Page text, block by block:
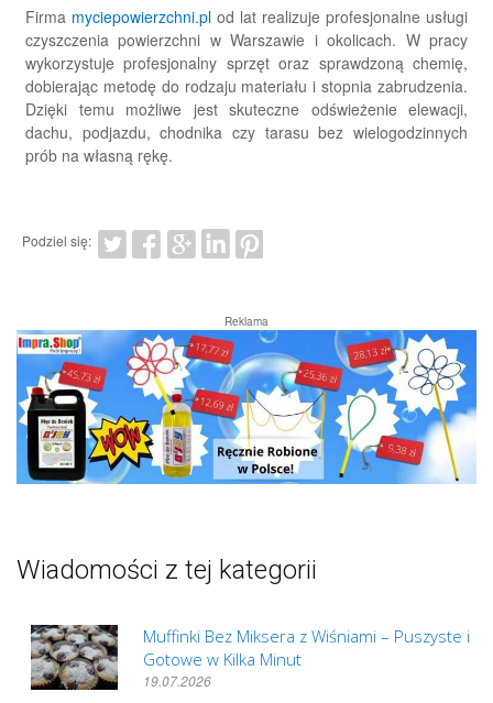
Firma myciepowierzchni.pl od lat realizuje profesjonalne usługi
czyszczenia powierzchni w Warszawie i okolicach. W pracy
wykorzystuje profesjonalny sprzęt oraz sprawdzoną chemię,
dobierając metodę do rodzaju materiału i stopnia zabrudzenia.
Dzięki temu możliwe jest skuteczne odświeżenie elewacji,
dachu, podjazdu, chodnika czy tarasu bez wielogodzinnych
prób na własną rękę.
Podziel się:
Reklama
Wiadomości z tej kategorii
Muffinki Bez Miksera z Wiśniami – Puszyste i
Gotowe w Kilka Minut
19.07.2026